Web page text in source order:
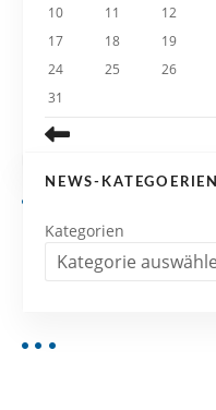
10
11 12
17
18 19
24
25 26
31
NEWS-KATEGOERIEN
Kategorien